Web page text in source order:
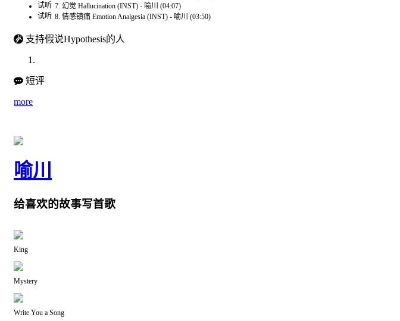
试听 7. 幻觉 Hallucination (INST) - 喻川 (04:07)
试听 8. 情感镇痛 Emotion Analgesia (INST) - 喻川 (03:50)
支持假说Hypothesis的人
短评
more
喻川
给喜欢的故事写首歌
King
Mystery
Write You a Song